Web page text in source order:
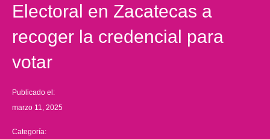
Electoral en Zacatecas a
recoger la credencial para
votar
Publicado el:
marzo 11, 2025
Categoría: